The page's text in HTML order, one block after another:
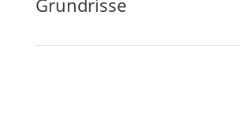
Grundrisse